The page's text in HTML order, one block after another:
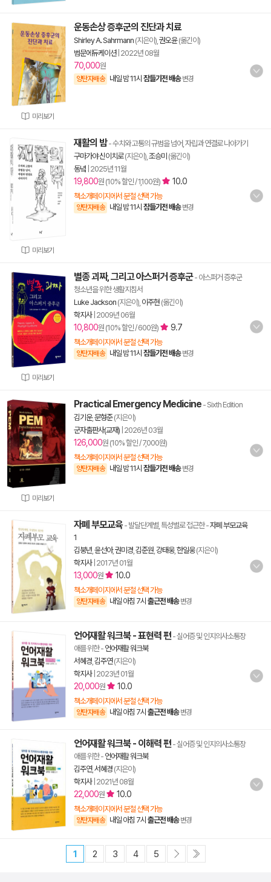
미리보기
운동손상 증후군의 진단과 치료
Shirley A. Sahrmann (지은이), 권오윤(옮긴이)
범문에듀케이션| 2022년 08월
70,000원
양탄자배송 내일 밤 11시 잠들기전 배송 변경
미리보기
재활의 밤- 수치와 고통의 규범을 넘어, 자립과 연결로 나아가기
구마가야 신이치로(지은이), 조승미 (옮긴이)
동녘 2025년 11월
19,800원 (10% 할인 / 1,100원) 10.0
책소개페이지에서 분철 선택 가능
양탄자배송 내일 밤 11시 잠들기전 배송 변경
미리보기
별종 괴짜, 그리고 아스퍼거 증후군- 아스퍼거 증후군
청소년을 위한 생활지침서
Luke Jackson (지은이), 이주현 (옮긴이)
학지사| 2009년 06월
10,800원 (10% 할인 / 600원) 9.7
책소개페이지에서 분철 선택 가능
양탄자배송 내일 밤 11시 잠들기전 배송 변경
미리보기
Practical Emergency Medicine - Sixth Edition
김기운,문형준(지은이)
군자출판사(교재) 2026년 03월
126,000원 (10% 할인 / 7,000원)
책소개페이지에서 분철 선택 가능
양탄자배송 내일 밤 11시 잠들기전 배송 변경
자폐 부모교육- 발달단계별, 특성별로 접근한-자폐 부모교육
1
김붕년 윤선아,권미경 김준원 강태웅, 한일웅(지은이)
학지사| 2017년 01월
13,000원 10.0
책소개페이지에서 분철 선택 가능
양탄자배송 내일 아침 7시 출근전 배송 변경
언어재활 워크북 - 표현력 편 - 실어증 및 인지의사소통장
애를 위한- 언어재활 워크북
서혜경 김주연(지은이)
학지사| 2023년 01월
20,000원 10.0
책소개페이지에서 분철 선택 가능
양탄자배송 내일 아침 7시 출근전 배송 변경
언어재활 워크북 - 이해력 편 - 실어증 및 인지의사소통장
애를 위한- 언어재활 워크북
김주연, 서혜경 (지은이)
학지사| 2021년 08월
22,000원 10.0
책소개페이지에서 분철 선택 가능
양탄자배송 내일 아침 7시 출근전 배송 변경
1 2 3 4 5